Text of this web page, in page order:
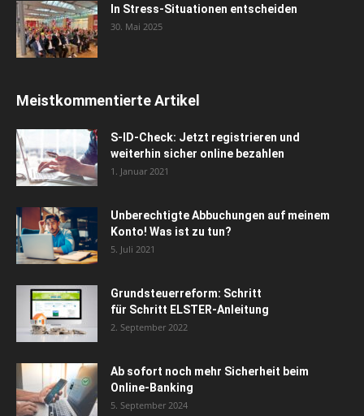
In Stress-Situationen entscheiden
30. Mai 2025
Meistkommentierte Artikel
S-ID-Check: Jetzt registrieren und
weiterhin sicher online bezahlen
1. Januar 2021
Unberechtigte Abbuchungen auf meinem
Konto! Was ist zu tun?
5. Juli 2021
Grundsteuerreform: Schritt
für Schritt ELSTER-Anleitung
2. September 2022
Ab sofort noch mehr Sicherheit beim
Online-Banking
5. September 2024